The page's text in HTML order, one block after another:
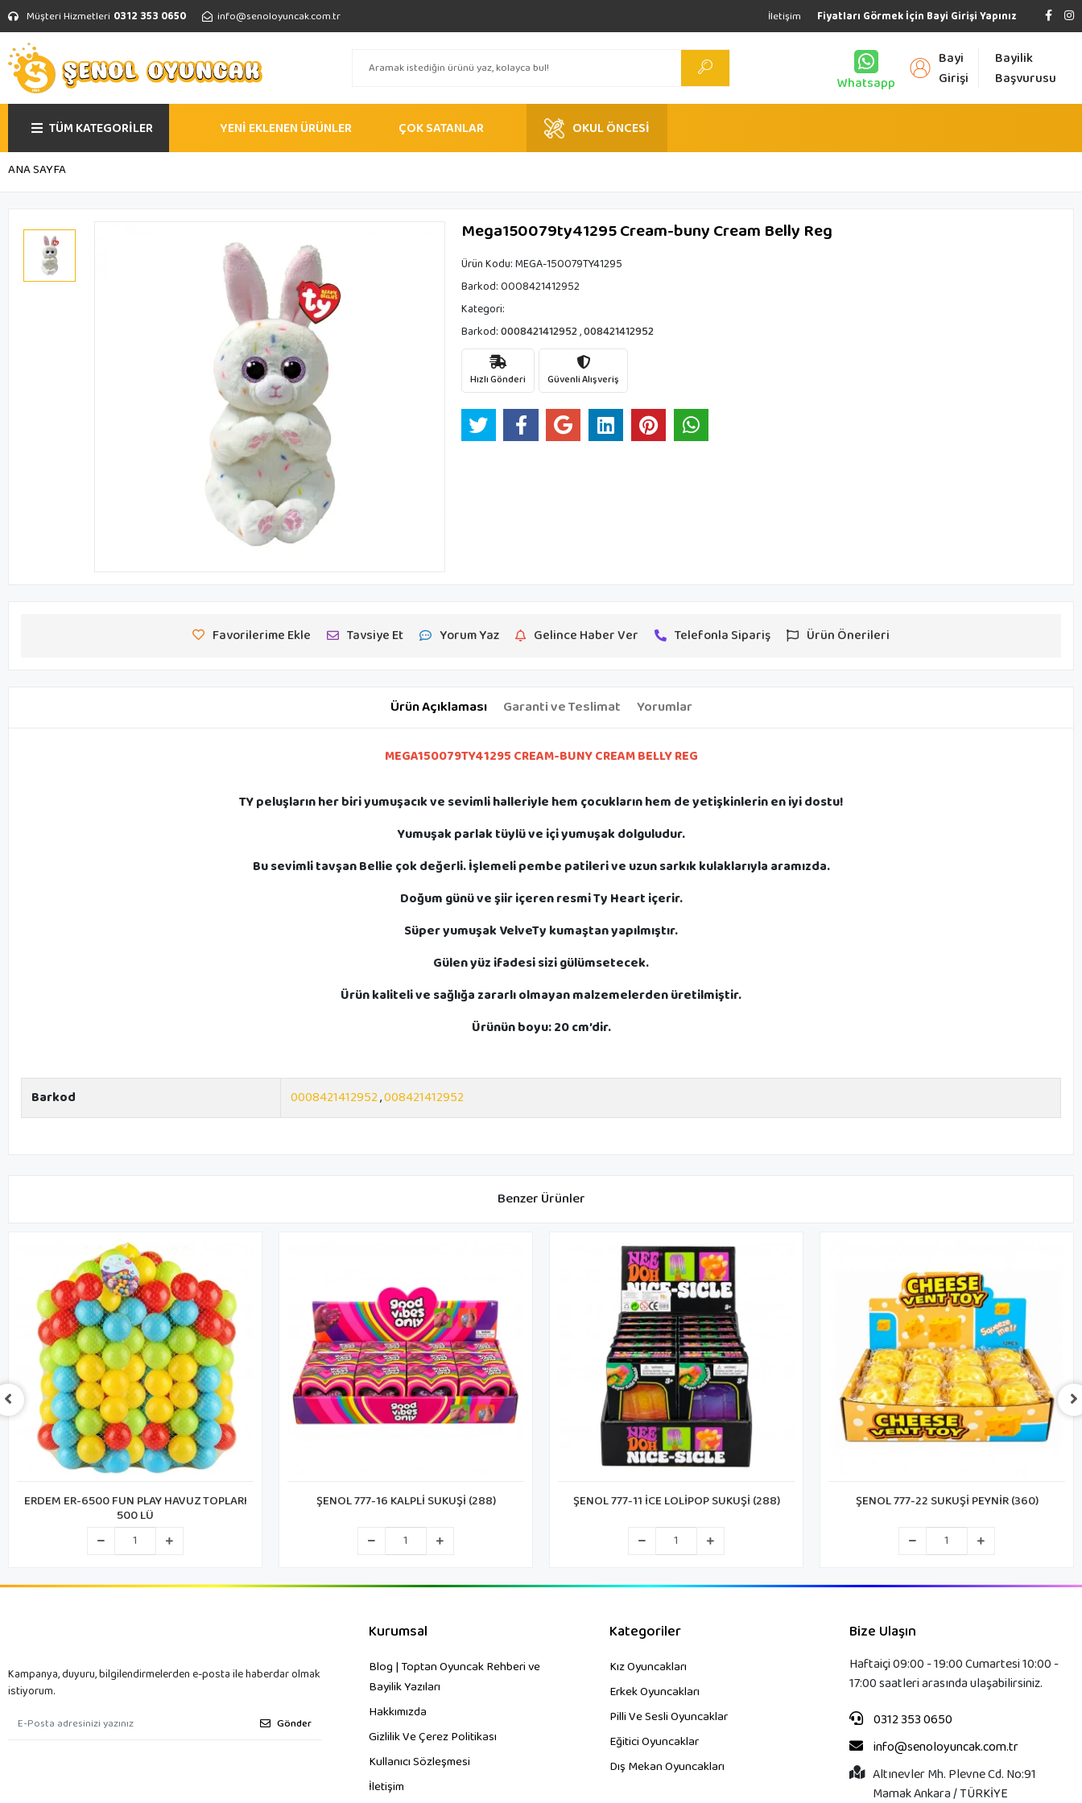
Müşteri Hizmetleri 0312 353 0650 info@senoloyuncak.com.tr Fiyatları Görmek İçin Bayi Girişi Yapınız
İletişim
Whatsapp
Bayi
Girişi
Bayilik
Başvurusu
TÜM KATEGORİLER YENİ EKLENEN ÜRÜNLER ÇOK SATANLAR OKUL ÖNCESİ
ANA SAYFA
Mega150079ty41295 Cream-buny Cream Belly Reg
Ürün Kodu:MEGA-150079TY41295
Barkod:0008421412952
Kategori:
Barkod:0008421412952,008421412952
Hızlı Gönderi Güvenli Alışveriş
Favorilerime Ekle Tavsiye Et Yorum Yaz Gelince Haber Ver Telefonla Sipariş Ürün Önerileri
Ürün Açıklaması Garanti ve Teslimat Yorumlar
MEGA150079TY41295 CREAM-BUNY CREAM BELLY REG
TY peluşların her biri yumuşacık ve sevimli halleriyle hem çocukların hem de yetişkinlerin en iyi dostu!
Yumuşak parlak tüylü ve içi yumuşak dolguludur.
Bu sevimli tavşan Bellie çok değerli. İşlemeli pembe patileri ve uzun sarkık kulaklarıyla aramızda.
Doğum günü ve şiir içeren resmi Ty Heart içerir.
Süper yumuşak VelveTy kumaştan yapılmıştır.
Gülen yüz ifadesi sizi gülümsetecek.
Ürün kaliteli ve sağlığa zararlı olmayan malzemelerden üretilmiştir.
Ürünün boyu: 20 cm’dir.
Barkod 0008421412952,008421412952
Benzer Ürünler
ERDEM ER-6500 FUN PLAY HAVUZ TOPLARI
500 LÜ
ŞENOL 777-16 KALPLİ SUKUŞİ (288) ŞENOL 777-11 İCE LOLİPOP SUKUŞİ (288) ŞENOL 777-22 SUKUŞİ PEYNİR (360)
Kampanya, duyuru, bilgilendirmelerden e-posta ile haberdar olmak
istiyorum.
Gönder
Kurumsal
Blog | Toptan Oyuncak Rehberi ve
Bayilik Yazıları
Hakkımızda
Gizlilik Ve Çerez Politikası
Kullanıcı Sözleşmesi
İletişim
Kategoriler
Kız Oyuncakları
Erkek Oyuncakları
Pilli Ve Sesli Oyuncaklar
Eğitici Oyuncaklar
Dış Mekan Oyuncakları
Bize Ulaşın
Haftaiçi 09:00 - 19:00 Cumartesi 10:00 -
17:00 saatleri arasında ulaşabilirsiniz.
0312 353 0650
info@senoloyuncak.com.tr
Altınevler Mh. Plevne Cd. No:91
Mamak Ankara / TÜRKİYE